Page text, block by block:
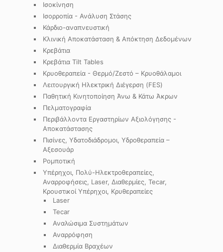
Ισοκίνηση
Ισορροπία - Ανάλυση Στάσης
Κάρδιο-αναπνευστική
Κλινική Αποκατάσταση & Απόκτηση Δεδομένων
Κρεβάτια
Κρεβάτια Tilt Tables
Κρυοθεραπεία - Θερμό/Ζεστό – Κρυοθάλαμοι
Λειτουργική Ηλεκτρική Διέγερση (FES)
Παθητική Κινητοποίηση Άνω & Κάτω Άκρων
Πελματογραφία
Περιβάλλοντα Εργαστηρίων Αξιολόγησης -
Αποκατάστασης
Πισίνες, Υδατοδιάδρομοι, Υδροθεραπεία –
Αξεσουάρ
Ρομποτική
Υπέρηχοι, Πολύ-Ηλεκτροθεραπείες,
Αναρροφήσεις, Laser, Διαθερμίες, Tecar,
Κρουστικοί Υπέρηχοι, Κρυθεραπείες
Laser
Tecar
Αναλώσιμα Συστημάτων
Αναρρόφηση
Διαθερμία Βραχέων